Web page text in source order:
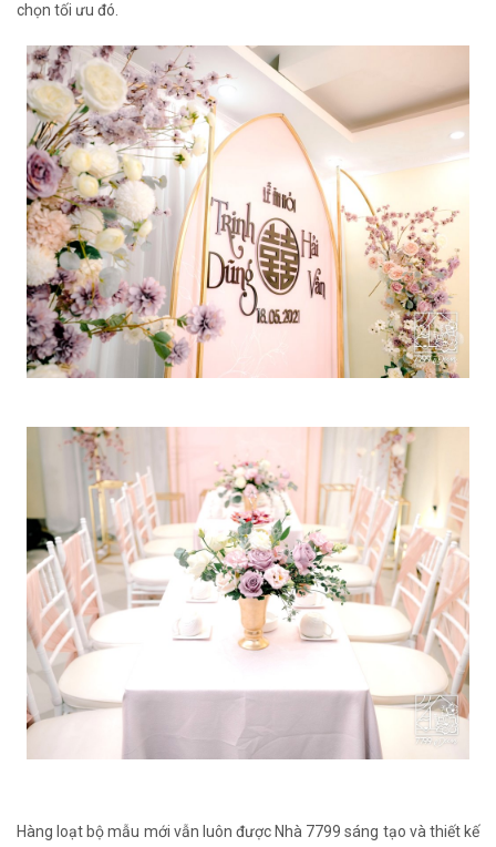
chọn tối ưu đó.
Hàng loạt bộ mẫu mới vẫn luôn được Nhà 7799 sáng tạo và thiết kế